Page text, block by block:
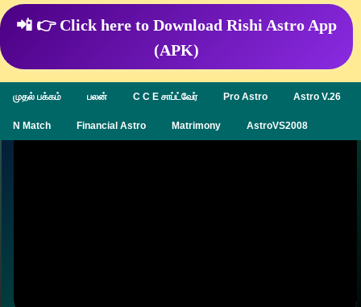
📲 👉 Click here to Download Rishi Astro App
(APK)
முதல் பக்கம் பலன் C C E சாப்ட்வேர் Pro Astro Astro V.26
N Match Financial Astro Matrimony AstroVS2008